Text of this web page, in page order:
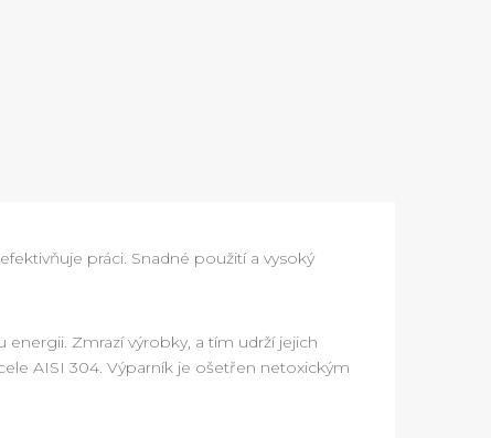
práci. Snadné použití a vysoký
Zmrazí výrobky, a tím udrží jejich
AISI 304. Výparník je ošetřen netoxickým